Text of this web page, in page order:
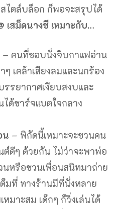
ไตล์บล็อก ก็พอจะสรุปได้
เสม็ดนางชี เหมาะกับ…
– คนที่ชอบนั่งจิบกาแฟอ่าน
ๆ เคล้าเสียงลมและนกร้อง
รยากาศเงียบสงบและ
ด้ชาร์จแบตใจกลาง
น – พิกัดนี้เหมาะจะชวนคน
ต์ดีๆ ด้วยกัน ไม่ว่าจะพาพ่อ
นหรือชวนเพื่อนสนิทมาถ่าย
ต็มที่ ทางร้านมีที่นั่งหลาย
มาะสม เด็กๆ ก็วิ่งเล่นได้